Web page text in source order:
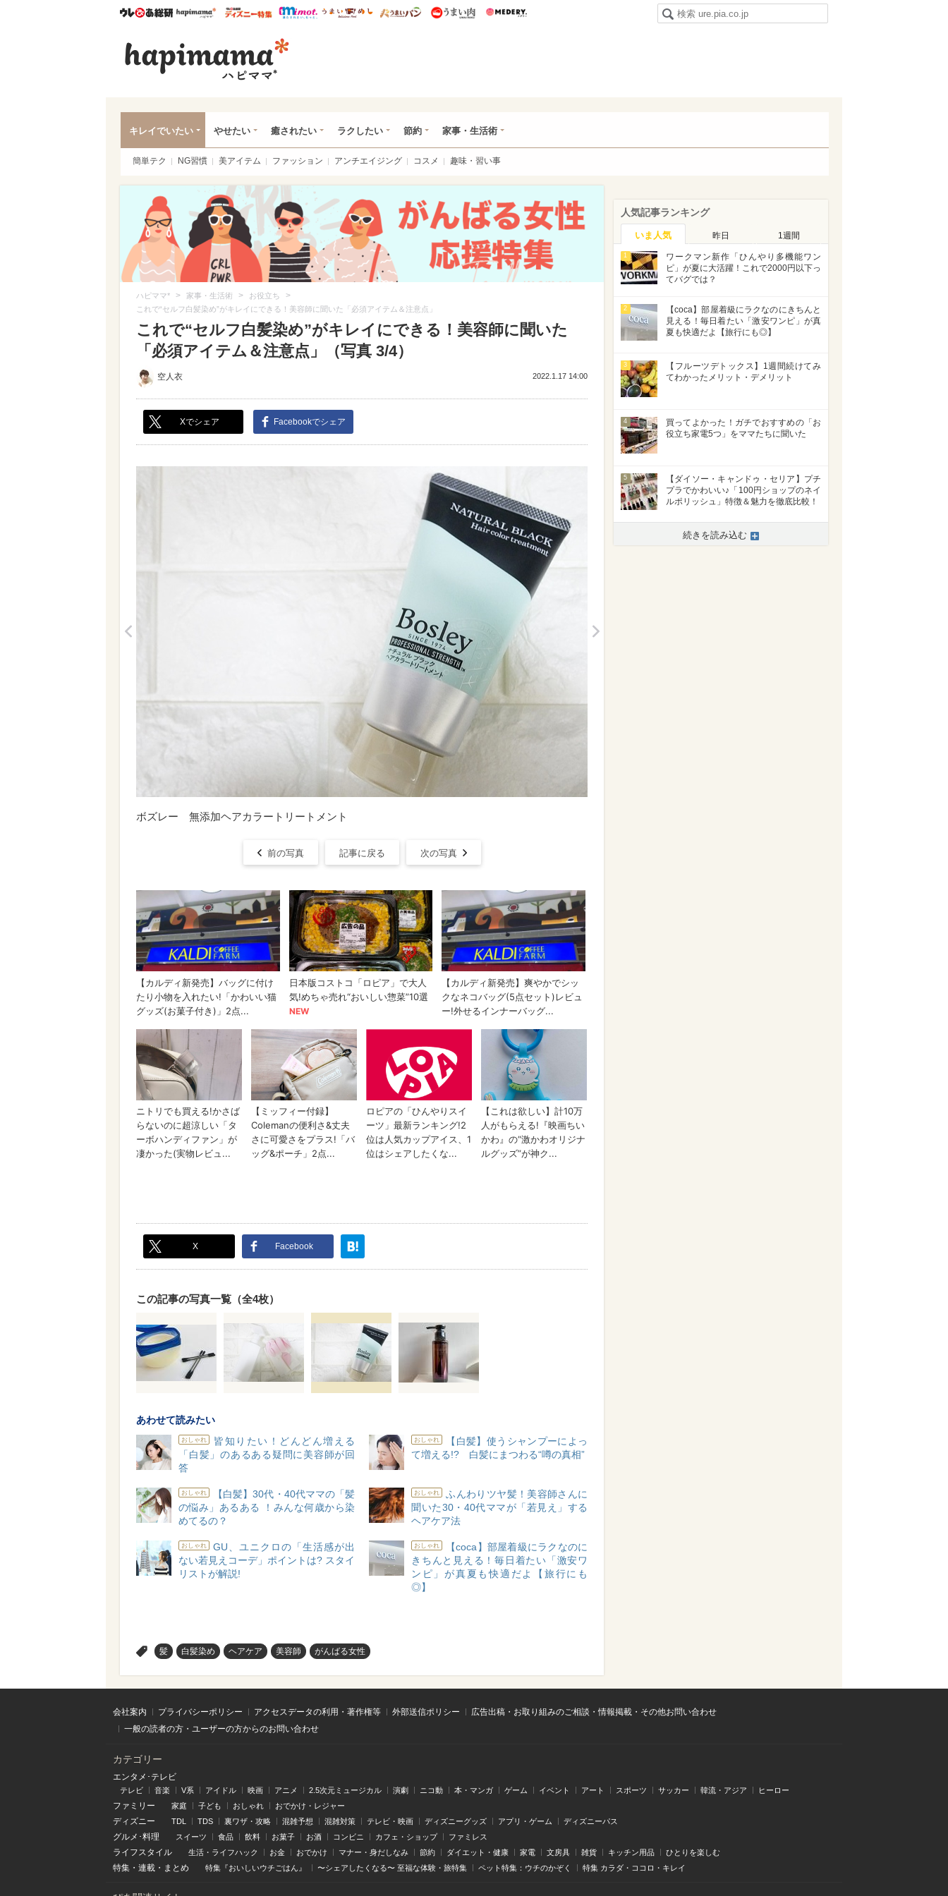
ウレぴあ総研ハピママ* ウレぴあ総研 ディズニー特集
mimot. うまいめし うまいパン うまい肉
キレイでいたい やせたい 癒されたい ラクしたい 節約 家事・生活術
簡単テク NG習慣 美アイテム ファッション アンチエイジング コスメ 趣味・習い事
ハピママ* > 家事・生活術 > お役立ち >
これで“セルフ白髪染め”がキレイにできる！美容師に聞いた「必須アイテム＆注意点」
これで“セルフ白髪染め”がキレイにできる！美容師に聞いた
「必須アイテム＆注意点」（写真 3/4）
空人衣 2022.1.17 14:00
Xでシェア Facebookでシェア
ボズレー 無添加ヘアカラートリートメント
前の写真 記事に戻る 次の写真
X Facebook
この記事の写真一覧（全4枚）
あわせて読みたい
おしゃれ
皆知りたい！どんどん増える
「白髪」のあるある疑問に美容師が回
答
おしゃれ
【白髪】使うシャンプーによっ
て増える!? 白髪にまつわる“噂の真相”
おしゃれ
【白髪】30代・40代ママの「髪
の悩み」あるある ！みんな何歳から染
めてるの？
おしゃれ
ふんわりツヤ髪！美容師さんに
聞いた30・40代ママが「若見え」する
ヘアケア法
おしゃれ
GU、ユニクロの「生活感が出
ない若見えコーデ」ポイントは? スタイ
リストが解説!
おしゃれ
【coca】部屋着級にラクなのに
きちんと見える！毎日着たい「激安ワ
ンピ」が真夏も快適だよ【旅行にも
◎】
髪 白髪染め ヘアケア 美容師 がんばる女性
人気記事ランキング
いま人気 昨日 1週間
1
ワークマン新作「ひんやり多機能ワン
ピ」が夏に大活躍！これで2000円以下っ
てバグでは？
2
【coca】部屋着級にラクなのにきちんと
見える！毎日着たい「激安ワンピ」が真
夏も快適だよ【旅行にも◎】
3
【フルーツデトックス】1週間続けてみ
てわかったメリット・デメリット
4
買ってよかった！ガチでおすすめの「お
役立ち家電5つ」をママたちに聞いた
5
【ダイソー・キャンドゥ・セリア】プチ
プラでかわいい♪「100円ショップのネイ
ルポリッシュ」特徴＆魅力を徹底比較！
続きを読み込む
会社案内 プライバシーポリシー アクセスデータの利用・著作権等 外部送信ポリシー
広告出稿・お取り組みのご相談・情報掲載・その他お問い合わせ
一般の読者の方・ユーザーの方からのお問い合わせ
カテゴリー
エンタメ･テレビ
テレビ 音楽 V系 アイドル 映画 アニメ 2.5次元ミュージカル 演劇 ニコ動 本・マンガ ゲーム イベント アート スポーツ サッカー 韓流・アジア ヒーロー
ファミリー 家庭 子ども おしゃれ おでかけ・レジャー
ディズニー TDL TDS 裏ワザ・攻略 混雑予想 混雑対策 テレビ・映画 ディズニーグッズ アプリ・ゲーム ディズニーパス
グルメ･料理 スイーツ 食品 飲料 お菓子 お酒 コンビニ カフェ・ショップ ファミレス
ライフスタイル 生活・ライフハック お金 おでかけ マナー・身だしなみ 節約 ダイエット・健康 家電 文房具 雑貨 キッチン用品 ひとりを楽しむ
特集 ・ 連載 ・ まとめ 特集『おいしいウチごはん』 〜シェアしたくなる〜 至福な体験・旅特集 ペット特集：ウチのかぞく 特集 カラダ・ココロ・キレイ